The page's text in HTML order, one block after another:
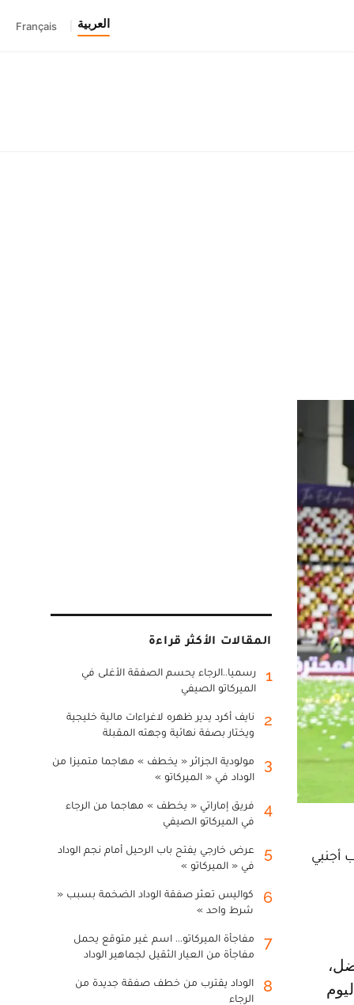
العربية Français
أجنبي
المقالات الأكثر قراءة
1
رسميا..الرجاء يحسم الصفقة الأغلى في
الميركاتو الصيفي
2
نايف أكرد يدير ظهره لاغراءات مالية خليجية
ويختار بصفة نهائية وجهته المقبلة
3
مولودية الجزائر « يخطف » مهاجما متميزا من
الوداد في « الميركاتو »
4
فريق إماراتي « يخطف » مهاجما من الرجاء
في الميركاتو الصيفي
5
عرض خارجي يفتح باب الرحيل أمام نجم الوداد
في « الميركاتو »
6
كواليس تعثر صفقة الوداد الضخمة بسبب «
شرط واحد »
7
مفاجأة الميركاتو... اسم غير متوقع يحمل
مفاجأة من العيار الثقيل لجماهير الوداد
8
الوداد يقترب من خطف صفقة جديدة من
الرجاء